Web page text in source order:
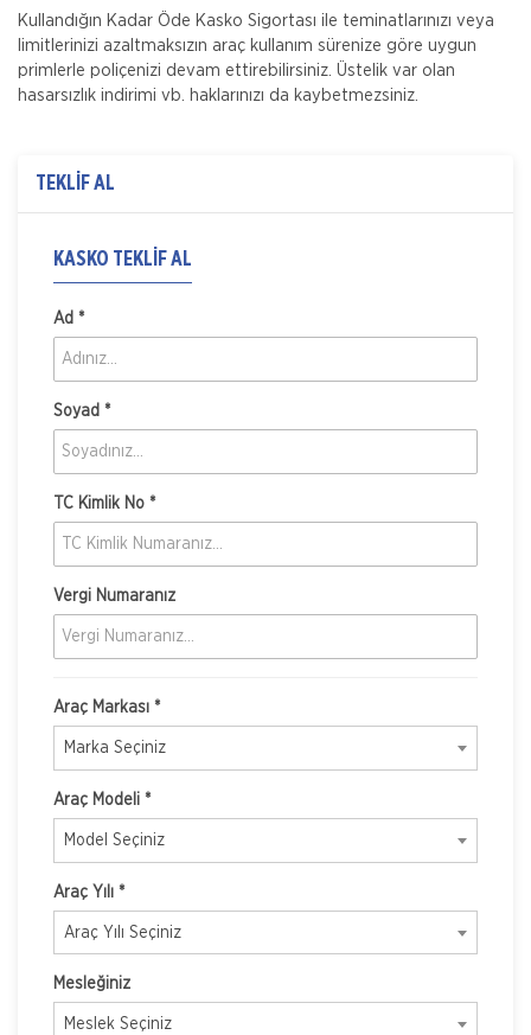
Kullandığın Kadar Öde Kasko Sigortası ile teminatlarınızı veya
limitlerinizi azaltmaksızın araç kullanım sürenize göre uygun
primlerle poliçenizi devam ettirebilirsiniz. Üstelik var olan
hasarsızlık indirimi vb. haklarınızı da kaybetmezsiniz.
TEKLİF AL
KASKO TEKLIF AL
Ad *
Soyad *
TC Kimlik No *
Vergi Numaranız
Araç Markası *
Marka Seçiniz
Araç Modeli *
Model Seçiniz
Araç Yılı *
Araç Yılı Seçiniz
Mesleğiniz
Meslek Seçiniz